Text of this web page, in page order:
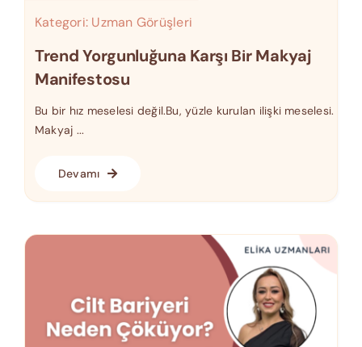
Kategori: Uzman Görüşleri
Trend Yorgunluğuna Karşı Bir Makyaj
Manifestosu
Bu bir hız meselesi değil.Bu, yüzle kurulan ilişki meselesi.
Makyaj ...
Devamı